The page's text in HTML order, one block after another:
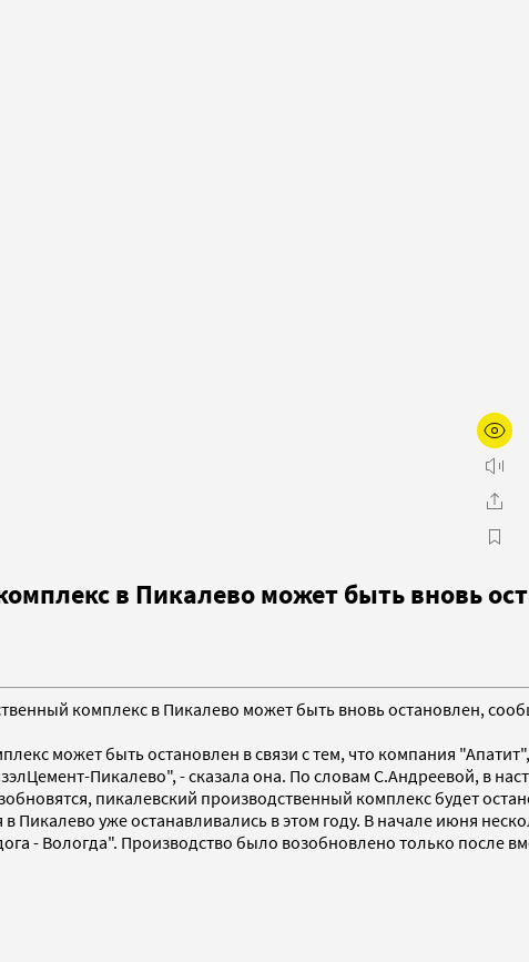
в Пикалево может быть вновь
комплекс в Пикалево может быть вновь остановлен,
может быть остановлен в связи с тем, что компания
Пикалево", - сказала она. По словам С.Андреевой, в
пикалевский производственный комплекс будет
Пикалево уже останавливались в этом году. В начале июня
- Вологда". Производство было возобновлено только после